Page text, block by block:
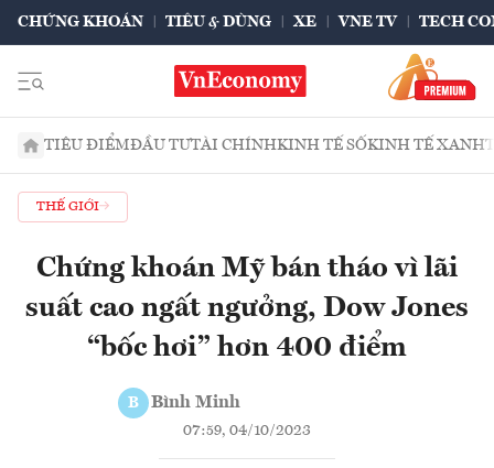
CHỨNG KHOÁN TIÊU & DÙNG XE VNE TV TECH
TIÊU ĐIỂMĐẦU TƯTÀI CHÍNHKINH TẾ SỐKINH TẾ XANH
THẾ GIỚI
Chứng khoán Mỹ bán tháo vì lãi
suất cao ngất ngưởng, Dow Jones
“bốc hơi” hơn 400 điểm
B Bình Minh
07:59, 04/10/2023